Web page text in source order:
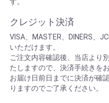
クレジット決済
VISA、MASTER、DINERS、
いただけます。
ご注文内容確認後、当店より
たしますので、決済手続きを
お届け日前日までに決済が確
りますのでご了承ください。